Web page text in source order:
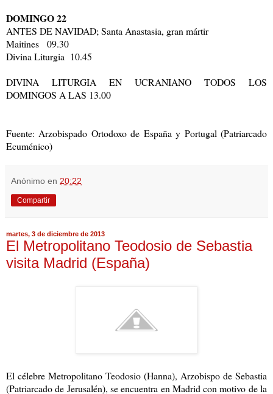
DOMINGO 22
ANTES DE NAVIDAD; Santa Anastasia, gran mártir
Maitines 09.30
Divina Liturgia 10.45
DIVINA LITURGIA EN UCRANIANO TODOS LOS
DOMINGOS A LAS 13.00
Fuente: Arzobispado Ortodoxo de España y Portugal (Patriarcado
Ecuménico)
Anónimo en 20:22
Compartir
martes, 3 de diciembre de 2013
El Metropolitano Teodosio de Sebastia
visita Madrid (España)
El célebre Metropolitano Teodosio (Hanna), Arzobispo de Sebastia
(Patriarcado de Jerusalén), se encuentra en Madrid con motivo de la